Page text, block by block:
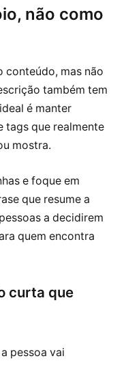
não como
conteúdo, mas não
também tem
é manter
tags que realmente
mostra.
e foque em
que resume a
a decidirem
quem encontra
curta que
pessoa vai